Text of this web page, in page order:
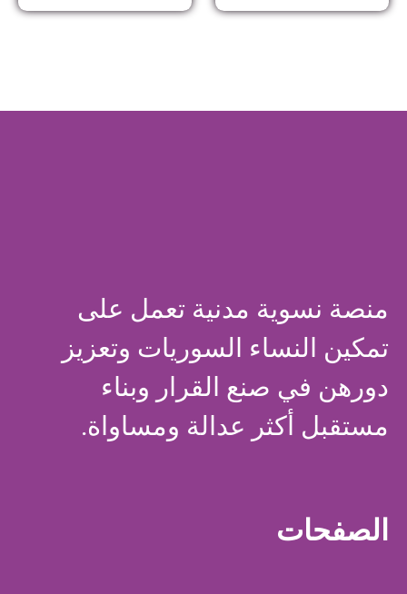
منصة نسوية مدنية تعمل على
تمكين النساء السوريات وتعزيز
دورهن في صنع القرار وبناء
مستقبل أكثر عدالة ومساواة.
الصفحات